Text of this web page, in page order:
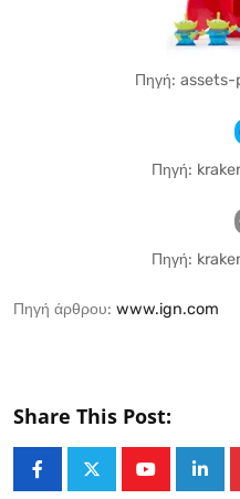
Πηγή:
Πηγή:
Πηγή:
Πηγή άρθρου: www.ign.com
Share This Post:
Youtube